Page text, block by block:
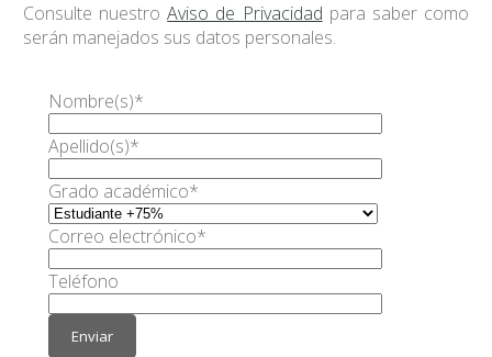
Consulte nuestroAviso de Privacidad para saber como
serán manejados sus datos personales.